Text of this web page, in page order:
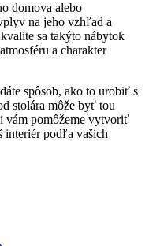
domova alebo
na jeho vzhľad a
sa takýto nábytok
a charakter
spôsob, ako to urobiť s
stolára môže byť tou
vám pomôžeme vytvoriť
interiér podľa vašich